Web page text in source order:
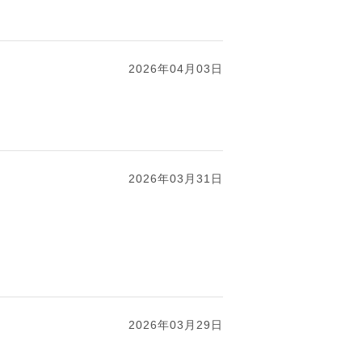
2026年04月03日
2026年03月31日
2026年03月29日